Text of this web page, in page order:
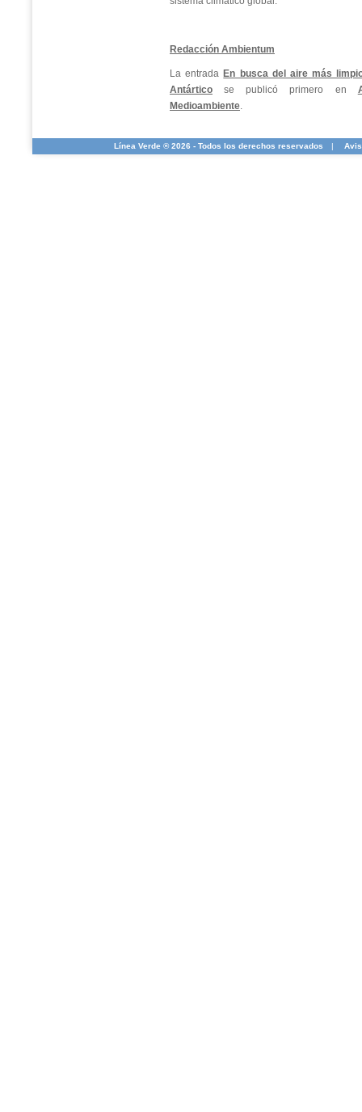
Redacción Ambientum
La entrada En busca del aire más
Antártico se publicó primero en
Medioambiente.
Línea Verde ® 2026 - Todos los derechos reservados |